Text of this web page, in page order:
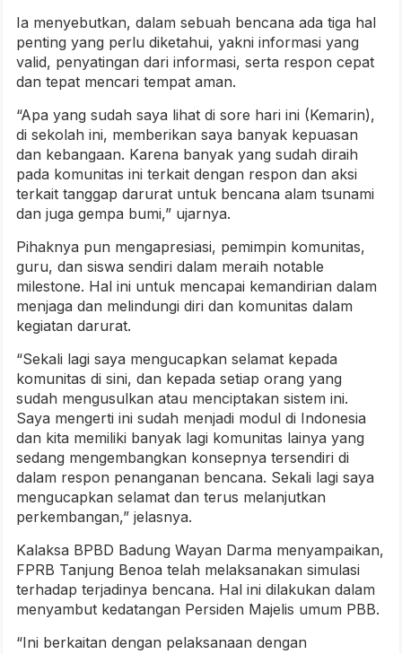
Ia menyebutkan, dalam sebuah bencana ada tiga hal
penting yang perlu diketahui, yakni informasi yang
valid, penyatingan dari informasi, serta respon cepat
dan tepat mencari tempat aman.
“Apa yang sudah saya lihat di sore hari ini (Kemarin),
di sekolah ini, memberikan saya banyak kepuasan
dan kebangaan. Karena banyak yang sudah diraih
pada komunitas ini terkait dengan respon dan aksi
terkait tanggap darurat untuk bencana alam tsunami
dan juga gempa bumi,” ujarnya.
Pihaknya pun mengapresiasi, pemimpin komunitas,
guru, dan siswa sendiri dalam meraih notable
milestone. Hal ini untuk mencapai kemandirian dalam
menjaga dan melindungi diri dan komunitas dalam
kegiatan darurat.
“Sekali lagi saya mengucapkan selamat kepada
komunitas di sini, dan kepada setiap orang yang
sudah mengusulkan atau menciptakan sistem ini.
Saya mengerti ini sudah menjadi modul di Indonesia
dan kita memiliki banyak lagi komunitas lainya yang
sedang mengembangkan konsepnya tersendiri di
dalam respon penanganan bencana. Sekali lagi saya
mengucapkan selamat dan terus melanjutkan
perkembangan,” jelasnya.
Kalaksa BPBD Badung Wayan Darma menyampaikan,
FPRB Tanjung Benoa telah melaksanakan simulasi
terhadap terjadinya bencana. Hal ini dilakukan dalam
menyambut kedatangan Persiden Majelis umum PBB.
“Ini berkaitan dengan pelaksanaan dengan